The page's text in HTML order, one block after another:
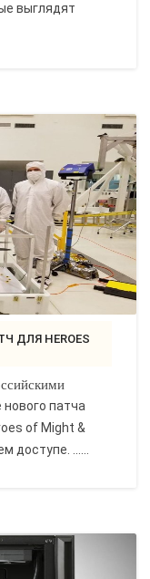
выглядят
патча
of Might &
доступе. ......